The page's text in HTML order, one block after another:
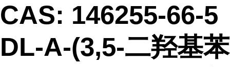
CAS: 146255-66-5
DL-Α-(3,5-二羟基苯